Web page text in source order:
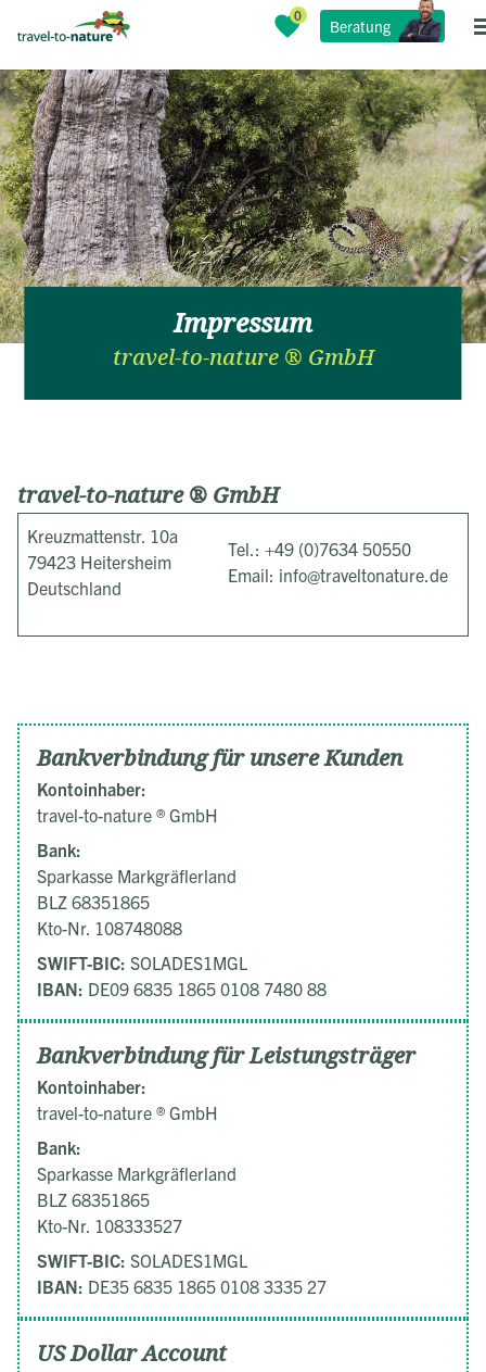
Beratung
Impressum
travel-to-nature ® GmbH
travel-to-nature ® GmbH
Kreuzmattenstr. 10a
79423 Heitersheim
Deutschland
Tel.: +49 (0)7634 50550
Email: info@traveltonature.de
Bankverbindung für unsere Kunden
Kontoinhaber:
travel-to-nature ® GmbH
Bank:
Sparkasse Markgräflerland
BLZ 68351865
Kto-Nr. 108748088
SWIFT-BIC: SOLADES1MGL
IBAN: DE09 6835 1865 0108 7480 88
Bankverbindung für Leistungsträger
Kontoinhaber:
travel-to-nature ® GmbH
Bank:
Sparkasse Markgräflerland
BLZ 68351865
Kto-Nr. 108333527
SWIFT-BIC: SOLADES1MGL
IBAN: DE35 6835 1865 0108 3335 27
US Dollar Account